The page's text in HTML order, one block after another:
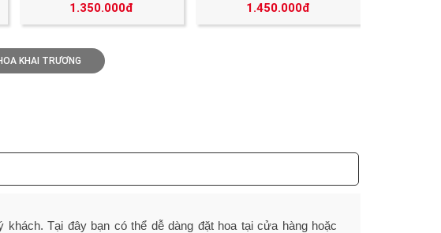
1.350.000đ 1.450.000đ
KHAI TRƯƠNG
Tại đây bạn có thể dễ dàng đặt hoa tại cửa hàng hoặc